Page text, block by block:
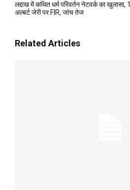
लद्दाख में कथित धर्म परिवर्तन नेटवर्क का
अल्बर्ट जेरी पर FIR, जांच तेज
Related Articles